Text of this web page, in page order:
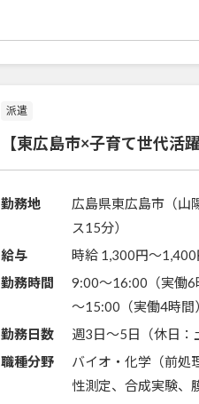
派遣
【東広島市×子育て世代活
勤務地
広島県東広島市（山
ス15分）
給与
時給 1,300円〜1,400
勤務時間
9:00～16:00（実働
～15:00（実働4時間）
勤務日数
週3日～5日（休日：
職種分野
バイオ・化学（前処
性測定、合成実験、